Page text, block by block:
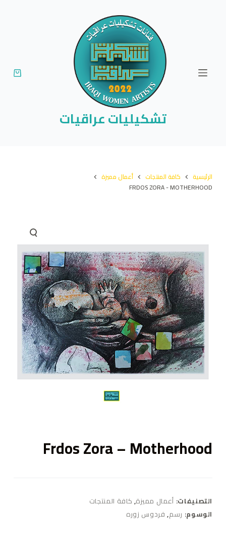
تشكيليات عراقيات
الرئيسية كافة المنتجات
أعمال مميزة
FRDOS ZORA - MOTHERHOOD
Frdos Zora – Motherhood
التصنيفات: أعمال مميزة, كافة المنتجات
الوسوم: رسم, فردوس زوره